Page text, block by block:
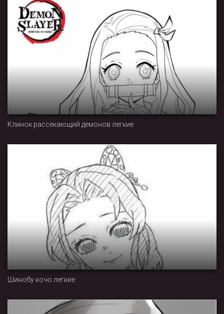
Клинок рассекающий демонов легкие
Шинобу кочо легкие